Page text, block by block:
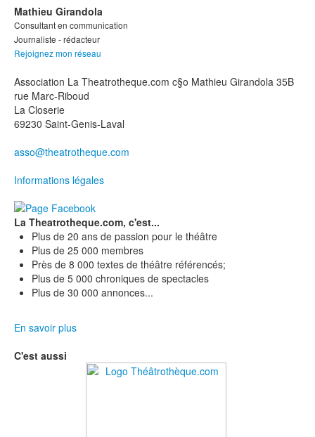
Mathieu Girandola
Consultant en communication
Journaliste - rédacteur
Rejoignez mon réseau
Association La Theatrotheque.com c§o Mathieu Girandola 35B
rue Marc-Riboud
La Closerie
69230 Saint-Genis-Laval
asso@theatrotheque.com
Informations légales
La Theatrotheque.com, c'est...
Plus de 20 ans de passion pour le théâtre
Plus de 25 000 membres
Près de 8 000 textes de théâtre référencés;
Plus de 5 000 chroniques de spectacles
Plus de 30 000 annonces...
En savoir plus
C'est aussi